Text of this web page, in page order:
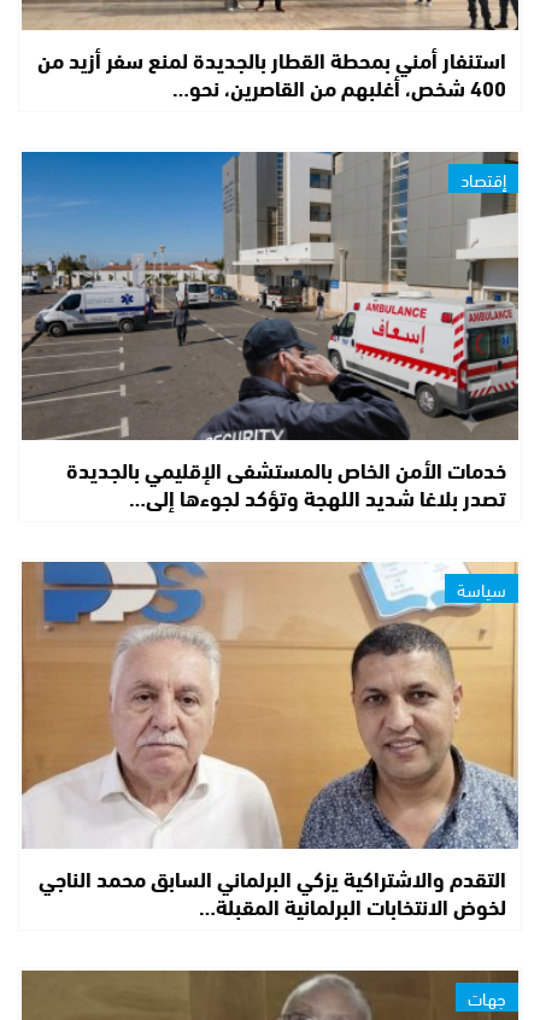
استنفار أمني بمحطة القطار بالجديدة لمنع سفر أزيد من
400 شخص، أغلبهم من القاصرين، نحو…
إقتصاد
خدمات الأمن الخاص بالمستشفى الإقليمي بالجديدة
تصدر بلاغا شديد اللهجة وتؤكد لجوءها إلى…
سياسة
التقدم والاشتراكية يزكي البرلماني السابق محمد الناجي
لخوض الانتخابات البرلمانية المقبلة…
جهات